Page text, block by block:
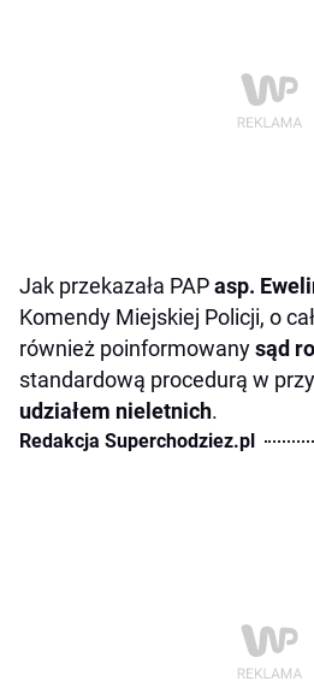
Jak przekazała PAPasp.
Komendy Miejskiej Policji, o
również poinformowanysąd
standardową procedurą w
udziałem nieletnich.
Redakcja Superchodziez.pl